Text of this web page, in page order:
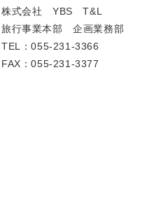
株式会社 YBS T&L
旅行事業本部 企画業務部
TEL：055-231-3366
FAX：055-231-3377